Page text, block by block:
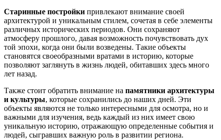
Старинные постройки привлекают внимание своей
архитектурой и уникальным стилем, сочетая в себе элементы
различных исторических периодов. Они сохраняют
атмосферу прошлого, давая возможность почувствовать дух
той эпохи, когда они были возведены. Такие объекты
становятся своеобразными вратами в историю, которые
позволяют заглянуть в жизнь людей, обитавших здесь много
лет назад.
Также стоит обратить внимание на памятники архитектуры
и культуры, которые сохранились до наших дней. Эти
объекты являются не только интересными для осмотра, но и
важными для изучения, ведь каждый из них имеет свою
уникальную историю, отражающую определенные события и
людей, сыгравших важную роль в развитии региона.